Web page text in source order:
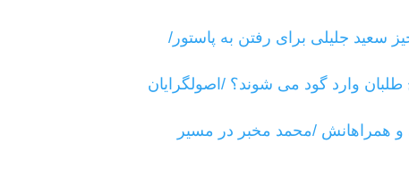
سعید جلیلی برای رفتن به پاستور/
ریاست جمهوری ۱۴۰۳ /کدام اصلاح طلبان وارد گود می شوند؟ /اصولگرایان
همراهانش /محمد مخبر در مسیر